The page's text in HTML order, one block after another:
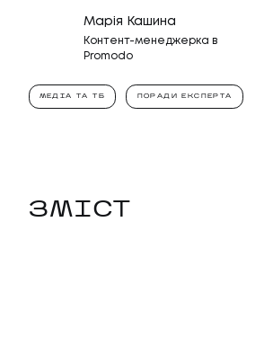
Марія Кашина
Контент-менеджерка в
Promodo
МЕДІА ТА ТБ ПОРАДИ ЕКСПЕРТА
ЗМІСТ